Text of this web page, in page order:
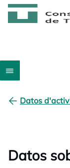
Datos
Datos